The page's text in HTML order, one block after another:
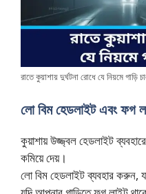
রাতে কুয়াশায় দুর্ঘটনা রোধে যে নিয়মে গাড়ি
লো বিম হেডলাইট এবং ফগ
কুয়াশায় উজ্জ্বল হেডলাইট
কমিয়ে দেয়।
লো বিম হেডলাইট ব্যবহার করুন,